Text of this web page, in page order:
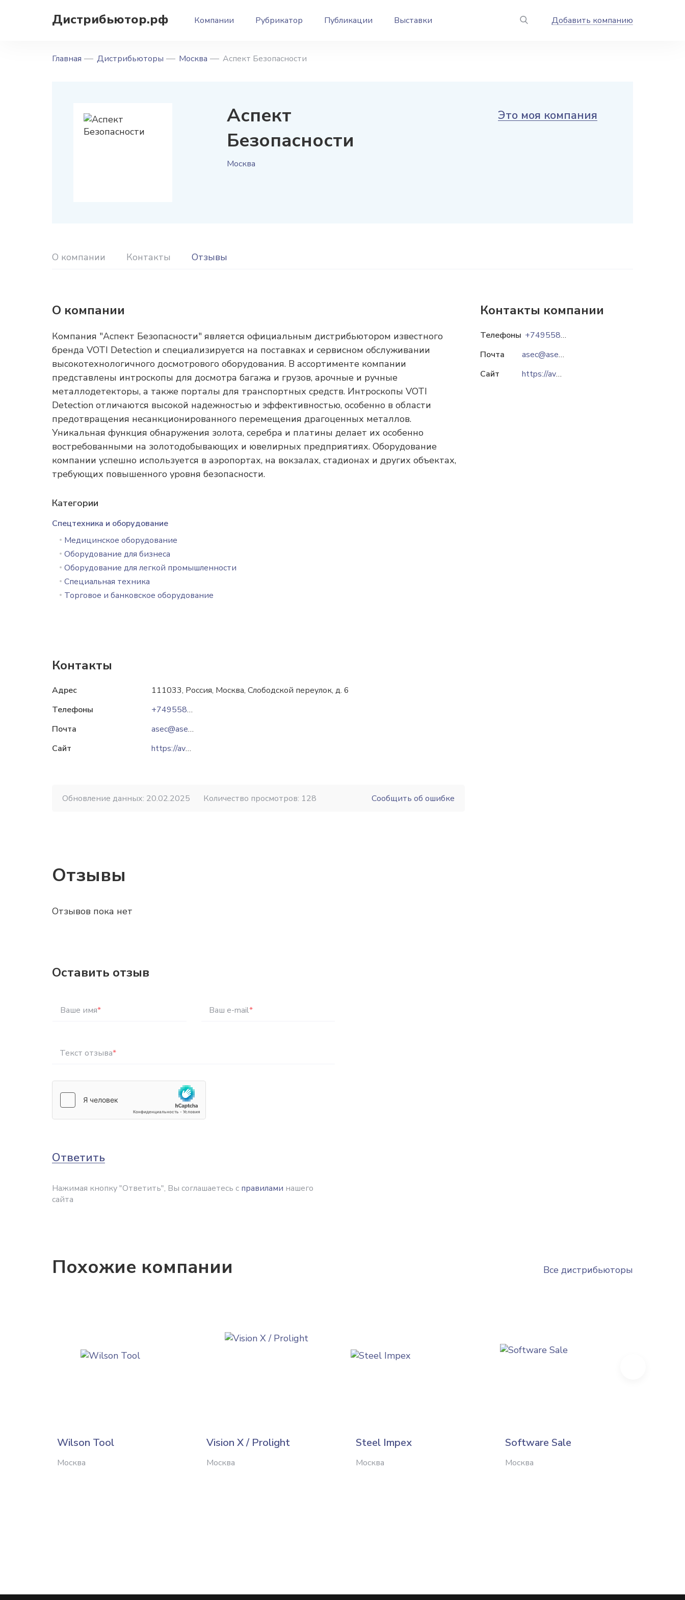
Дистрибьютор.рф Компании Рубрикатор Публикации Выставки Добавить компанию
Главная Дистрибьюторы Москва Аспект Безопасности
Аспект
Безопасности
Москва
Это моя компания
О компании Контакты Отзывы
О компании
Компания "Аспект Безопасности" является официальным дистрибьютором известного
бренда VOTI Detection и специализируется на поставках и сервисном обслуживании
высокотехнологичного досмотрового оборудования. В ассортименте компании
представлены интроскопы для досмотра багажа и грузов, арочные и ручные
металлодетекторы, а также порталы для транспортных средств. Интроскопы VOTI
Detection отличаются высокой надежностью и эффективностью, особенно в области
предотвращения несанкционированного перемещения драгоценных металлов.
Уникальная функция обнаружения золота, серебра и платины делает их особенно
востребованными на золотодобывающих и ювелирных предприятиях. Оборудование
компании успешно используется в аэропортах, на вокзалах, стадионах и других объектах,
требующих повышенного уровня безопасности.
Категории
Спецтехника и оборудование
Медицинское оборудование
Оборудование для бизнеса
Оборудование для легкой промышленности
Специальная техника
Торговое и банковское оборудование
Контакты
Адрес
111033, Россия, Москва, Слободской переулок, д. 6
Телефоны
+74955850592
Почта
asec@asec.ru
Сайт
https://avs-t.ru
Обновление данных: 20.02.2025 Количество просмотров: 128 Сообщить об ошибке
Отзывы
Отзывов пока нет
Оставить отзыв
Ваше имя* Ваш e-mail*
Текст отзыва*
Ответить
Нажимая кнопку "Ответить", Вы соглашаетесь с правилами нашего
сайта
Контакты компании
Телефоны
+74955850592
Почта
asec@asec.ru
Сайт
https://avs-t.ru
Похожие компании Все дистрибьюторы
Wilson Tool
Москва
Vision X / Prolight
Москва
Steel Impex
Москва
Software Sale
Москва